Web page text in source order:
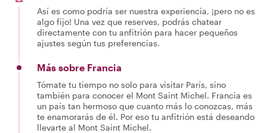
Así es como podría ser nuestra experiencia, ¡pero no es
algo fijo! Una vez que reserves, podrás chatear
directamente con tu anfitrión para hacer pequeños
ajustes según tus preferencias.
Más sobre Francia
Tómate tu tiempo no solo para visitar París, sino
también para conocer el Mont Saint Michel. Francia es
un país tan hermoso que cuanto más lo conozcas, más
te enamorarás de él. Por eso tu anfitrión está deseando
llevarte al Mont Saint Michel.